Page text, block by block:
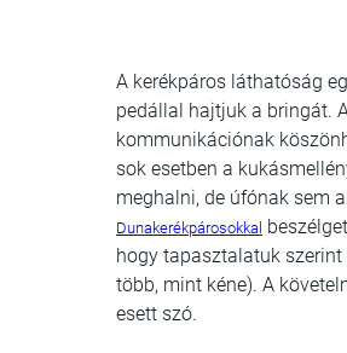
A kerékpáros láthatóság
pedállal hajtjuk a bringát.
kommunikációnak
sok esetben a
meghalni, de úfónak sem
Dunakerékpárosokkal
hogy tapasztalatuk szerint
több, mint kéne). A
esett szó.